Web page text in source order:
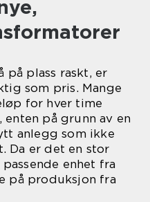
på plass raskt, er
som pris. Mange
for hver time
på grunn av en
anlegg som ikke
Da er det en stor
enhet fra
på produksjon fra